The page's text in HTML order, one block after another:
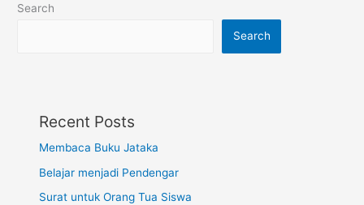
Search
Search
Recent Posts
Membaca Buku Jataka
Belajar menjadi Pendengar
Surat untuk Orang Tua Siswa